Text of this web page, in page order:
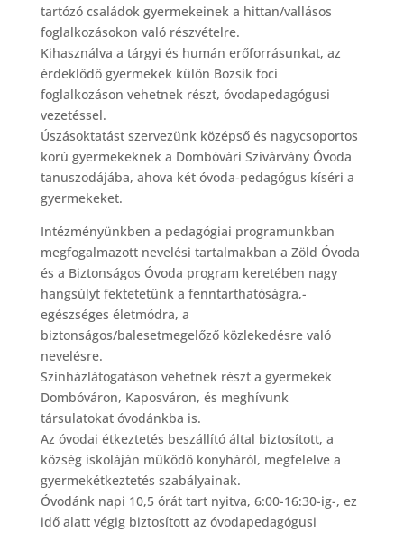
tartózó családok gyermekeinek a hittan/vallásos
foglalkozásokon való részvételre.
Kihasználva a tárgyi és humán erőforrásunkat, az
érdeklődő gyermekek külön Bozsik foci
foglalkozáson vehetnek részt, óvodapedagógusi
vezetéssel.
Úszásoktatást szervezünk középső és nagycsoportos
korú gyermekeknek a Dombóvári Szivárvány Óvoda
tanuszodájába, ahova két óvoda-pedagógus kíséri a
gyermekeket.
Intézményünkben a pedagógiai programunkban
megfogalmazott nevelési tartalmakban a Zöld Óvoda
és a Biztonságos Óvoda program keretében nagy
hangsúlyt fektetetünk a fenntarthatóságra,-
egészséges életmódra, a
biztonságos/balesetmegelőző közlekedésre való
nevelésre.
Színházlátogatáson vehetnek részt a gyermekek
Dombóváron, Kaposváron, és meghívunk
társulatokat óvodánkba is.
Az óvodai étkeztetés beszállító által biztosított, a
község iskoláján működő konyháról, megfelelve a
gyermekétkeztetés szabályainak.
Óvodánk napi 10,5 órát tart nyitva, 6:00-16:30-ig-, ez
idő alatt végig biztosított az óvodapedagógusi